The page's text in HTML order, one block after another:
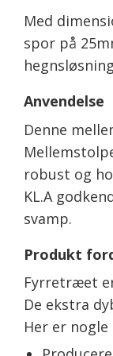
Med
spor på
Anvendelse
Denne
robust og
KL.A
svamp.
Produkt
Fyrretræet
De ekstra
Her er